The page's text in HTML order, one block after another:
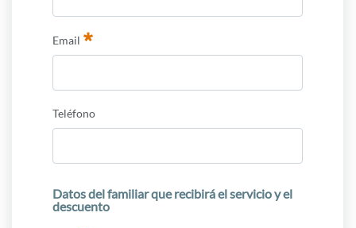
Email
Teléfono
Datos del familiar que recibirá el servicio y el
descuento